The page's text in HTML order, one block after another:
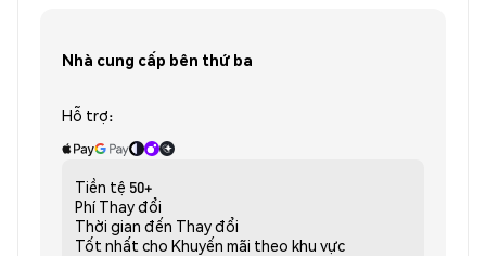
Nhà cung cấp bên thứ ba
Hỗ trợ:
Tiền tệ 50+
Phí Thay đổi
Thời gian đến Thay đổi
Tốt nhất cho Khuyến mãi theo khu vực